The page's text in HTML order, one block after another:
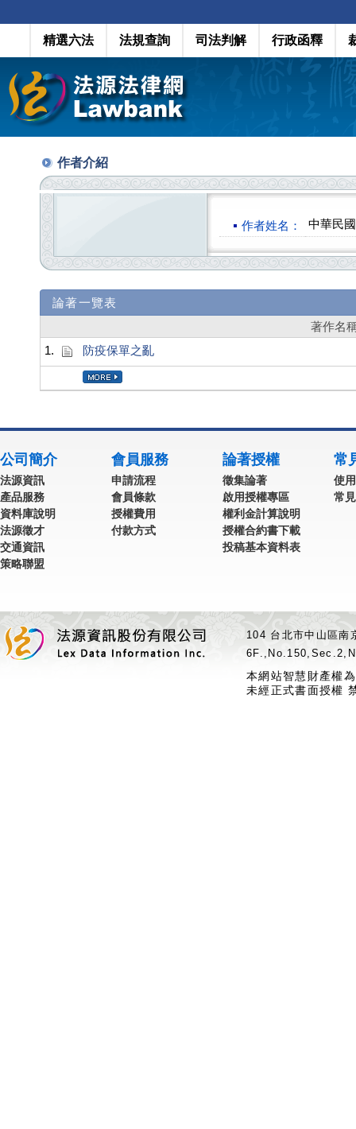
精選六法 法規查詢 司法判解 行政函釋
作者介紹
作者姓名： 中華民
論著一覽表
著作名
1.
防疫保單之亂
公司簡介
法源資訊
產品服務
資料庫說明
法源徵才
交通資訊
策略聯盟
會員服務
申請流程
會員條款
授權費用
付款方式
論著授權
徵集論著
啟用授權專區
權利金計算說明
授權合約書下載
投稿基本資料表
常
使
常
104 台北市中山區
本網站智慧財產權
未經正式書面授權